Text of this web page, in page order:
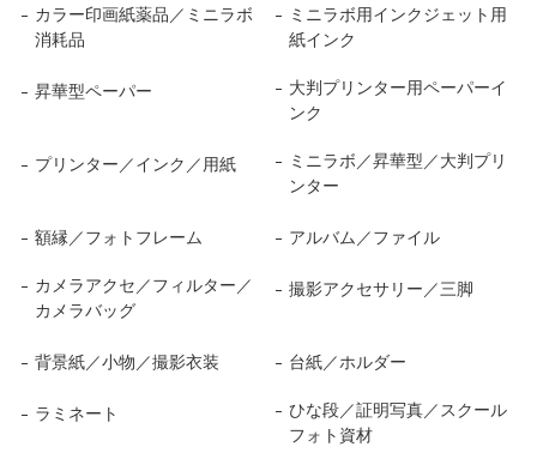
カラー印画紙薬品／ミニラボ
消耗品
ミニラボ用インクジェット用
紙インク
昇華型ペーパー
大判プリンター用ペーパーイ
ンク
プリンター／インク／用紙
ミニラボ／昇華型／大判プリ
ンター
額縁／フォトフレーム アルバム／ファイル
カメラアクセ／フィルター／
カメラバッグ
撮影アクセサリー／三脚
背景紙／小物／撮影衣装 台紙／ホルダー
ラミネート
ひな段／証明写真／スクール
フォト資材